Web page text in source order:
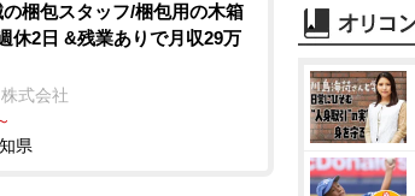
梱包スタッフ/梱包用の木箱
休2日 &残業ありで月収29万
式会社
県